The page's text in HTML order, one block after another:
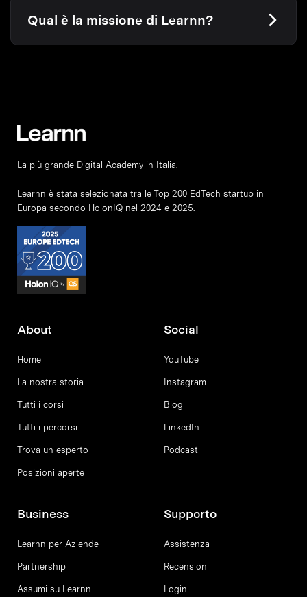
Qual è la missione di Learnn?
La più grande Digital Academy in Italia.
Learnn è stata selezionata tra le Top 200 EdTech startup in
Europa secondo HolonIQ nel 2024 e 2025.
About
Home
La nostra storia
Tutti i corsi
Tutti i percorsi
Trova un esperto
Posizioni aperte
Social
YouTube
Instagram
Blog
LinkedIn
Podcast
Business
Learnn per Aziende
Partnership
Assumi su Learnn
Supporto
Assistenza
Recensioni
Login